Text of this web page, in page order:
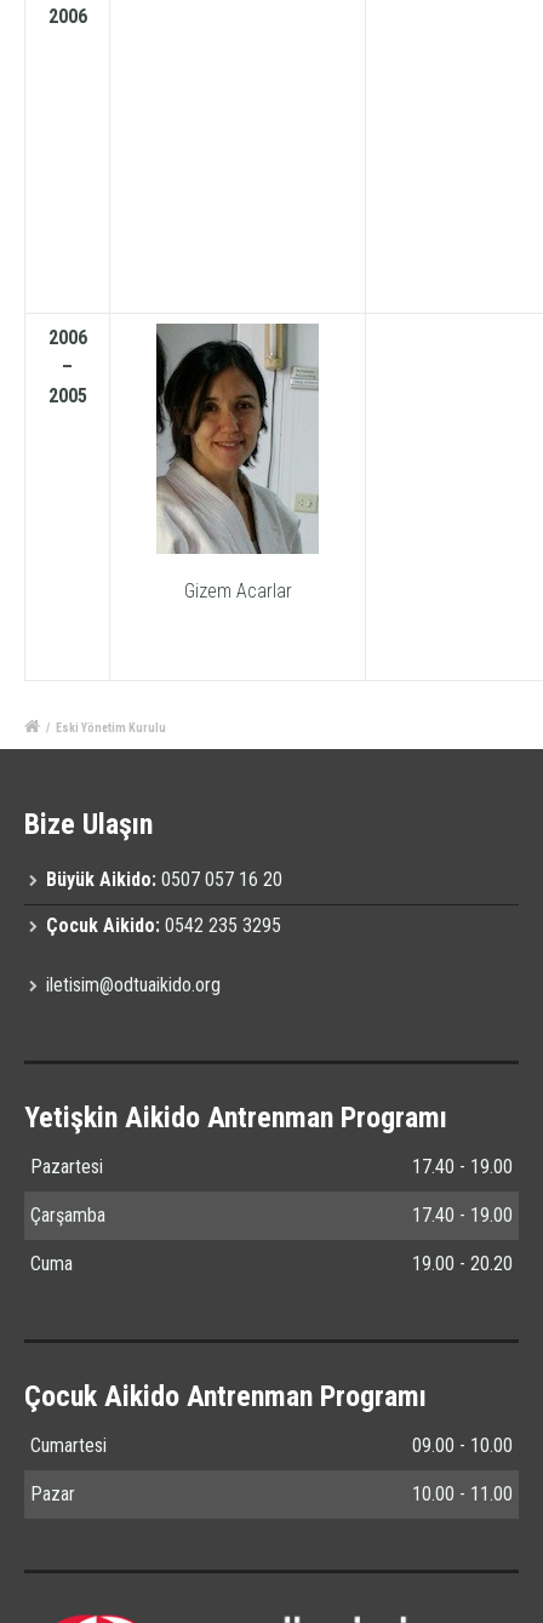
2006
2006
–
2005
Gizem Acarlar
/ Eski Yönetim Kurulu
Bize Ulaşın
Büyük Aikido: 0507 057 16 20
Çocuk Aikido: 0542 235 3295
iletisim@odtuaikido.org
Yetişkin Aikido Antrenman Programı
Pazartesi 17.40 - 19.00
Çarşamba 17.40 - 19.00
Cuma 19.00 - 20.20
Çocuk Aikido Antrenman Programı
Cumartesi 09.00 - 10.00
Pazar 10.00 - 11.00